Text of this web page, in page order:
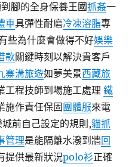
腳的全身保養王國抓姦一
車具彈性耐磨冷凍溶脂專
些為什麼會做得不好娛樂
款關鍵時刻以解決貴客戶
寨溝旅遊如夢美景西藏旅
工程技師到場施工處理鐵
施作責任保固 團體服來電
城前自己設定的規則,貓抓
管理是能隔離水潑到牆回
提供最新狀況polo衫正確